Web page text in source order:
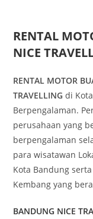
RENTAL
NICE
RENTAL MOTOR
TRAVELLING di
Berpengalaman.
perusahaan yang
berpengalaman
para wisatawan
Kota Bandung
Kembang yang
BANDUNG NICE